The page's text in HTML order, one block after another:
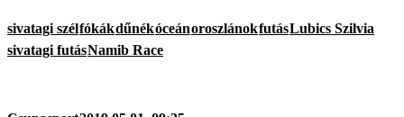
sivatagi szélfókákdűnékóceánoroszlánokfutásLubics Szilvia
sivatagi futásNamib Race